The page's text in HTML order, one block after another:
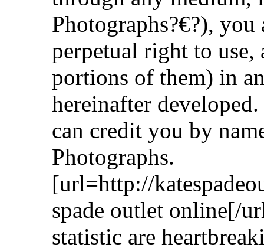
Photographs?€?), you
perpetual right to
portions of them) in
hereinafter
can credit you by
Photographs.
[url=http://
spade outlet online[/
statistic are